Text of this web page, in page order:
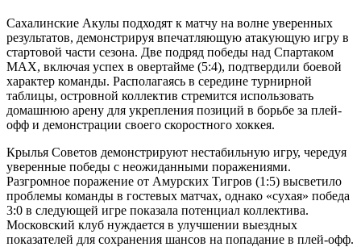
Сахалинские Акулы подходят к матчу на волне уверенных
результатов, демонстрируя впечатляющую атакующую игру в
стартовой части сезона. Две подряд победы над Спартаком
МАХ, включая успех в овертайме (5:4), подтвердили боевой
характер команды. Располагаясь в середине турнирной
таблицы, островной коллектив стремится использовать
домашнюю арену для укрепления позиций в борьбе за плей-
офф и демонстрации своего скоростного хоккея.
Крылья Советов демонстрируют нестабильную игру, чередуя
уверенные победы с неожиданными поражениями.
Разгромное поражение от Амурских Тигров (1:5) высветило
проблемы команды в гостевых матчах, однако «сухая» победа
3:0 в следующей игре показала потенциал коллектива.
Московский клуб нуждается в улучшении выездных
показателей для сохранения шансов на попадание в плей-офф.